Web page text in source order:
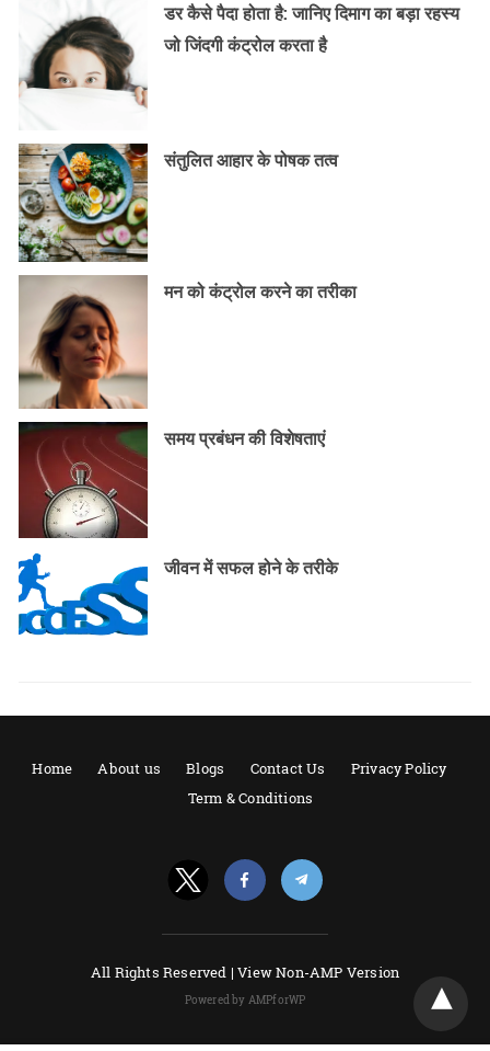
डर कैसे पैदा होता है: जानिए दिमाग का बड़ा रहस्य
जो जिंदगी कंट्रोल करता है
संतुलित आहार के पोषक तत्व
मन को कंट्रोल करने का तरीका
समय प्रबंधन की विशेषताएं
जीवन में सफल होने के तरीके
Home About us Blogs Contact Us
Privacy Policy
Term & Conditions
All Rights Reserved |View Non-AMP Version
Powered by AMPforWP